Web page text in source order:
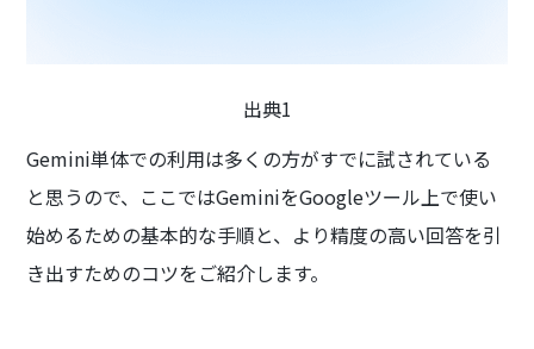
出典1
Gemini単体での利用は多くの方がすでに試されている
と思うので、ここではGeminiをGoogleツール上で使い
始めるための基本的な手順と、より精度の高い回答を引
き出すためのコツをご紹介します。